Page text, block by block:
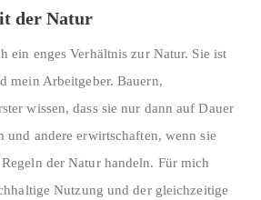
der Natur
ein enges Verhältnis zur Natur. Sie ist
mein Arbeitgeber. Bauern,
wissen, dass sie nur dann auf Dauer
und andere erwirtschaften, wenn sie
der Natur handeln. Für mich
Nutzung und der gleichzeitige